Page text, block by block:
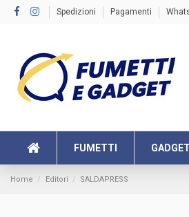
Spedizioni Pagamenti
FUMETTI GADGET
Home Editori SALDAPRESS